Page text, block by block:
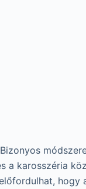
a karosszéria
hogy